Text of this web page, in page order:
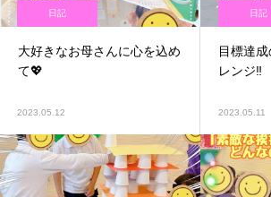
日記
大好きなお母さんに心を込め
て💖
2023.05.12
日記
目標達
レンジ‼️
2023.05.11